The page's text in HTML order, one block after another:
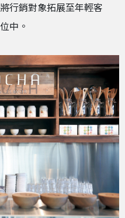
行銷對象拓展至年輕客
中。